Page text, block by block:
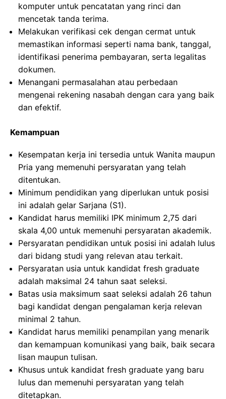
komputer untuk pencatatan yang rinci dan
mencetak tanda terima.
Melakukan verifikasi cek dengan cermat untuk
memastikan informasi seperti nama bank, tanggal,
identifikasi penerima pembayaran, serta legalitas
dokumen.
Menangani permasalahan atau perbedaan
mengenai rekening nasabah dengan cara yang baik
dan efektif.
Kemampuan
Kesempatan kerja ini tersedia untuk Wanita maupun
Pria yang memenuhi persyaratan yang telah
ditentukan.
Minimum pendidikan yang diperlukan untuk posisi
ini adalah gelar Sarjana (S1).
Kandidat harus memiliki IPK minimum 2,75 dari
skala 4,00 untuk memenuhi persyaratan akademik.
Persyaratan pendidikan untuk posisi ini adalah lulus
dari bidang studi yang relevan atau terkait.
Persyaratan usia untuk kandidat fresh graduate
adalah maksimal 24 tahun saat seleksi.
Batas usia maksimum saat seleksi adalah 26 tahun
bagi kandidat dengan pengalaman kerja relevan
minimal 2 tahun.
Kandidat harus memiliki penampilan yang menarik
dan kemampuan komunikasi yang baik, baik secara
lisan maupun tulisan.
Khusus untuk kandidat fresh graduate yang baru
lulus dan memenuhi persyaratan yang telah
ditetapkan.